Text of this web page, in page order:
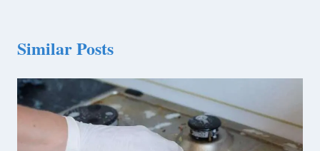
Similar Posts